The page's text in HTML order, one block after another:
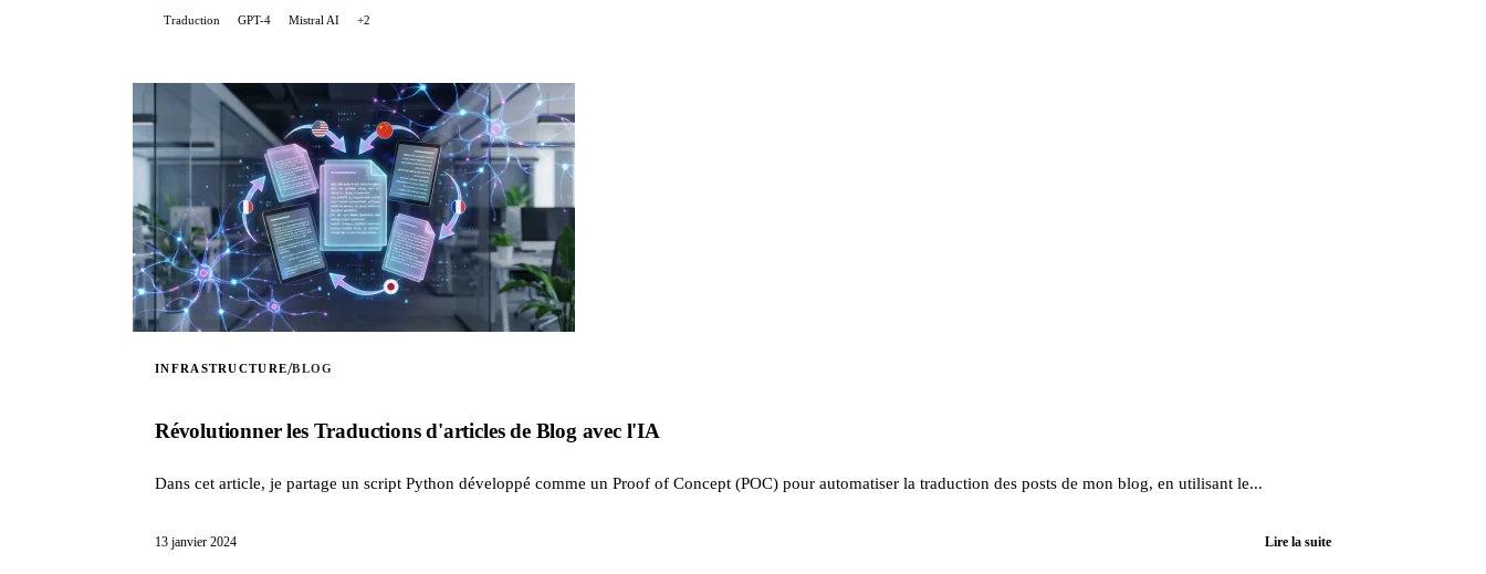
Traduction GPT-4 Mistral AI +2
INFRASTRUCTURE/BLOG
Révolutionner les Traductions d'articles de Blog avec l'IA
Dans cet article, je partage un script Python développé comme un Proof of Concept (POC) pour automatiser la traduction des posts de mon blog, en utilisant le...
13 janvier 2024 Lire la suite